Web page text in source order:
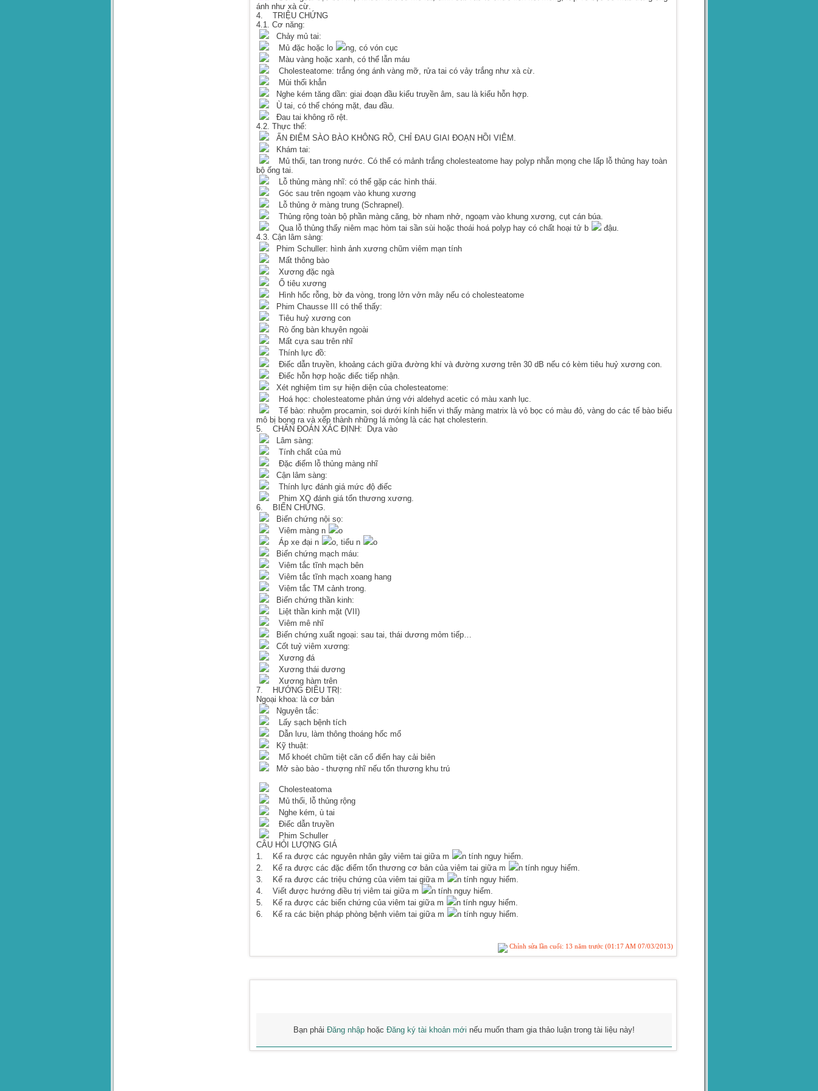
ánh như xà cừ.
4. TRIỆU CHỨNG
4.1. Cơ năng:
Chảy mủ tai:
Mủ đặc hoặc lo
ng, có vón cục
Màu vàng hoặc xanh, có thể lẫn máu
Cholesteatome: trắng óng ánh vàng mỡ, rửa tai có vảy trắng như xà cừ.
Mùi thối khẳn
Nghe kém tăng dần: giai đoạn đầu kiểu truyền âm, sau là kiểu hỗn hợp.
Ù tai, có thể chóng mặt, đau đầu.
Đau tai không rõ rệt.
4.2. Thực thể:
ẤN ĐIỂM SÀO BÀO KHÔNG RÕ, CHỈ ĐAU GIAI ĐOẠN HỒI VIÊM.
Khám tai:
Mủ thối, tan trong nước. Có thể có mảnh trắng cholesteatome hay polyp nhẵn mọng che lấp lỗ thủng hay toàn
bộ ống tai.
Lỗ thủng màng nhĩ: có thể gặp các hình thái.
Góc sau trên ngoạm vào khung xương
Lỗ thủng ở màng trung (Schrapnel).
Thủng rộng toàn bộ phần màng căng, bờ nham nhở, ngoạm vào khung xương, cụt cán búa.
Qua lỗ thủng thấy niêm mạc hòm tai sần sùi hoặc thoái hoá polyp hay có chất hoại tử b
đậu.
4.3. Cận lâm sàng:
Phim Schuller: hình ảnh xương chũm viêm mạn tính
Mất thông bào
Xương đặc ngà
Ổ tiêu xương
Hình hốc rỗng, bờ đa vòng, trong lởn vởn mây nếu có cholesteatome
Phim Chausse III có thể thấy:
Tiêu huỷ xương con
Rò ống bàn khuyên ngoài
Mất cựa sau trên nhĩ
Thính lực đồ:
Điếc dẫn truyền, khoảng cách giữa đường khí và đường xương trên 30 dB nếu có kèm tiêu huỷ xương con.
Điếc hỗn hợp hoặc điếc tiếp nhận.
Xét nghiệm tìm sự hiện diện của cholesteatome:
Hoá học: cholesteatome phản ứng với aldehyd acetic có màu xanh lục.
Tế bào: nhuộm procamin, soi dưới kính hiển vi thấy màng matrix là vỏ bọc có màu đỏ, vàng do các tế bào biểu
mô bị bong ra và xếp thành những lá mỏng là các hạt cholesterin.
5. CHẨN ĐOÁN XÁC ĐỊNH: Dựa vào
Lâm sàng:
Tính chất của mủ
Đặc điểm lỗ thủng màng nhĩ
Cận lâm sàng:
Thính lực đánh giá mức độ điếc
Phim XQ đánh giá tổn thương xương.
6. BIẾN CHỨNG.
Biến chứng nội sọ:
Viêm màng n
o
Áp xe đại n
o, tiểu n
o
Biến chứng mạch máu:
Viêm tắc tĩnh mạch bên
Viêm tắc tĩnh mạch xoang hang
Viêm tắc TM cảnh trong.
Biến chứng thần kinh:
Liệt thần kinh mặt (VII)
Viêm mê nhĩ
Biến chứng xuất ngoại: sau tai, thái dương mỏm tiếp…
Cốt tuỷ viêm xương:
Xương đá
Xương thái dương
Xương hàm trên
7. HƯỚNG ĐIỀU TRỊ:
Ngoại khoa: là cơ bản
Nguyên tắc:
Lấy sạch bệnh tích
Dẫn lưu, làm thông thoáng hốc mổ
Kỹ thuật:
Mổ khoét chũm tiệt căn cổ điển hay cải biên
Mở sào bào - thượng nhĩ nếu tổn thương khu trú
Cholesteatoma
Mủ thối, lỗ thủng rộng
Nghe kém, ù tai
Điếc dẫn truyền
Phim Schuller
CÂU HỎI LƯỢNG GIÁ
1. Kể ra được các nguyên nhân gây viêm tai giữa m
n tính nguy hiểm.
2. Kể ra được các đặc điểm tổn thương cơ bản của viêm tai giữa m
n tính nguy hiểm.
3. Kể ra được các triệu chứng của viêm tai giữa m
n tính nguy hiểm.
4. Viết được hướng điều trị viêm tai giữa m
n tính nguy hiểm.
5. Kể ra được các biến chứng của viêm tai giữa m
n tính nguy hiểm.
6. Kể ra các biện pháp phòng bệnh viêm tai giữa m
n tính nguy hiểm.
Chỉnh sửa lần cuối: 13 năm trước (01:17 AM 07/03/2013)
Bạn phải Đăng nhậphoặc Đăng ký tài khoản mới nếu muốn tham gia thảo luận trong tài liệu này!